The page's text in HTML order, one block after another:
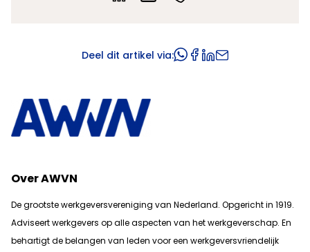
Deel dit artikel via:
Over AWVN
De grootste werkgeversvereniging van Nederland. Opgericht in 1919.
Adviseert werkgevers op alle aspecten van het werkgeverschap. En
behartigt de belangen van leden voor een werkgeversvriendelijk